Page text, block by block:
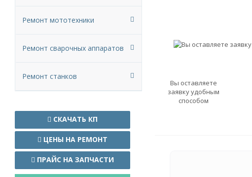
Вы оставляете
заявку удобным
способом
Ремонт мототехники
Ремонт сварочных аппаратов
Ремонт станков
СКАЧАТЬ КП
ЦЕНЫ НА РЕМОНТ
ПРАЙС НА ЗАПЧАСТИ